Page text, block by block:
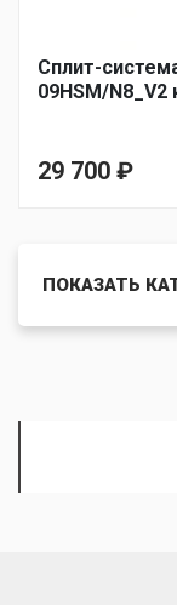
Сплит-
09HSM/N8_V2
29 700 ₽
ПОКАЗАТЬ